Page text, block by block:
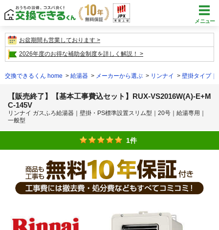
メニュー
お盆期間も営業しております
2026年度のお得な補助金制度を詳しく解説！
交換できるくん home 給湯器 メーカーから選ぶ リンナイ 壁掛タイプ｜
【販売終了】【基本工事費込セット】RUX-VS2016W(A)-E+M
C-145V
リンナイ ガスふろ給湯器｜壁掛・PS標準設置スリム型｜20号｜給湯専用｜
一般型
1件